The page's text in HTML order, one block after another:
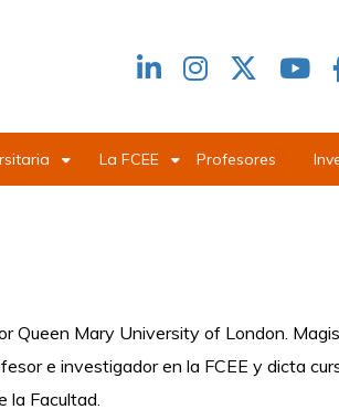
Redes
header
La FCEE Profesores
Queen Mary University of London.
e investigador en la FCEE y dicta
la Facultad.